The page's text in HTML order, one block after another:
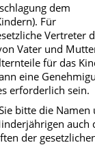
dem
Für
Vertreter
Vater und
für das
eine
erforderlich sein.
bitte die Namen
auch
der